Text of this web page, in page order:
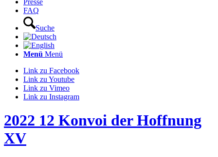
Presse
FAQ
Suche
Menü Menü
Link zu Facebook
Link zu Youtube
Link zu Vimeo
Link zu Instagram
2022 12 Konvoi der Hoffnung
XV